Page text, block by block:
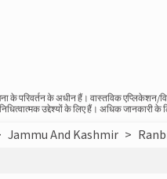
के परिवर्तन के अधीन हैं। वास्तविक
उद्देश्यों के लिए हैं। अधिक जानकारी
Jammu And Kashmir >